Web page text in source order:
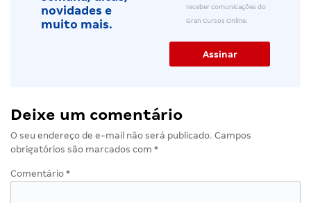
novidades e
muito mais.
receber comunicações do
Gran Cursos Online.
Deixe um comentário
O seu endereço de e-mail não será publicado. Campos
obrigatórios são marcados com *
Comentário *